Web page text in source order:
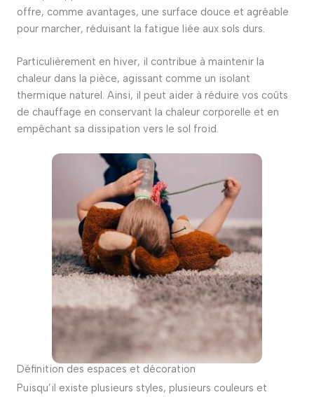
offre, comme avantages, une surface douce et agréable
pour marcher, réduisant la fatigue liée aux sols durs.
Particulièrement en hiver, il contribue à maintenir la
chaleur dans la pièce, agissant comme un isolant
thermique naturel. Ainsi, il peut aider à réduire vos coûts
de chauffage en conservant la chaleur corporelle et en
empêchant sa dissipation vers le sol froid.
Définition des espaces et décoration
Puisqu’il existe plusieurs styles, plusieurs couleurs et